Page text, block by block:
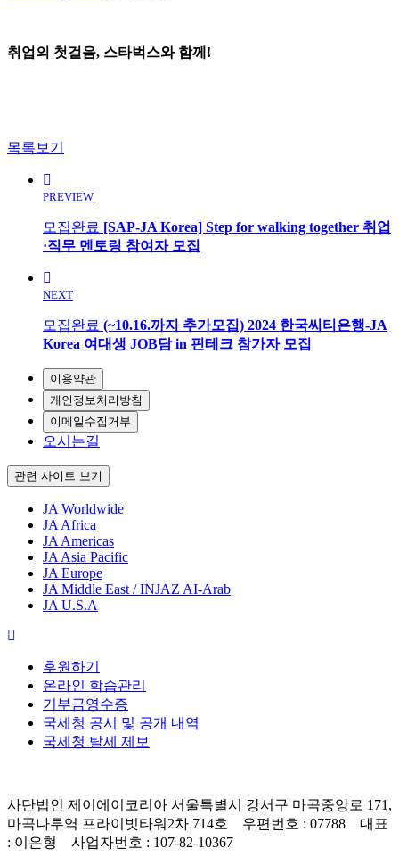
취업의 첫걸음, 스타벅스와 함께!
목록보기
PREVIEW
모집완료 [SAP-JA Korea] Step for walking together 취업
·직무 멘토링 참여자 모집
NEXT
모집완료 (~10.16.까지 추가모집) 2024 한국씨티은행-JA
Korea 여대생 JOB담 in 핀테크 참가자 모집
이용약관
개인정보처리방침
이메일수집거부
오시는길
관련 사이트 보기
JA Worldwide
JA Africa
JA Americas
JA Asia Pacific
JA Europe
JA Middle East / INJAZ AI-Arab
JA U.S.A
후원하기
온라인 학습관리
기부금영수증
국세청 공시 및 공개 내역
국세청 탈세 제보
사단법인 제이에이코리아 서울특별시 강서구 마곡중앙로 171,
마곡나루역 프라이빗타워2차 714호 우편번호 : 07788 대표
: 이은형 사업자번호 : 107-82-10367